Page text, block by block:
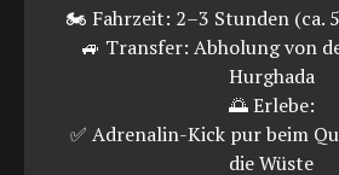
🏍️ Fahrzeit: 2–3 Stunden (ca.
🚙 Transfer: Abholung von
Hurghada
🌅 Erlebe:
✅ Adrenalin-Kick pur beim
die Wüste